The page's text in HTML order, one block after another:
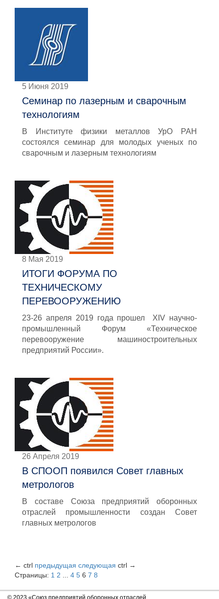
5 Июня 2019
Семинар по лазерным и сварочным
технологиям
В Институте физики металлов УрО РАН
состоялся семинар для молодых ученых по
сварочным и лазерным технологиям
8 Мая 2019
ИТОГИ ФОРУМА ПО
ТЕХНИЧЕСКОМУ
ПЕРЕВООРУЖЕНИЮ
23-26 апреля 2019 года прошел XIV научно-
промышленный Форум «Техническое
перевооружение машиностроительных
предприятий России».
26 Апреля 2019
В СПООП появился Совет главных
метрологов
В составе Союза предприятий оборонных
отраслей промышленности создан Совет
главных метрологов
← ctrl предыдущая следующая ctrl →
Страницы: 1 2 4 5 6 7 8
© 2023 «Союз предприятий оборонных отраслей